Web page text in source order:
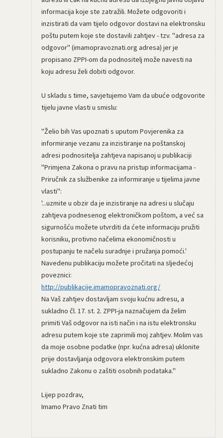
informacija koje ste zatražili. Možete odgovoriti i
inzistirati da vam tijelo odgovor dostavi na elektronsku
poštu putem koje ste dostavili zahtjev - tzv. "adresa za
odgovor" (imamopravoznati.org adresa) jer je
propisano ZPPI-om da podnositelj može navesti na
koju adresu želi dobiti odgovor.
U skladu s time, savjetujemo Vam da ubuće odgovorite
tijelu javne vlasti u smislu:
"Želio bih Vas upoznati s uputom Povjerenika za
informiranje vezanu za inzistiranje na poštanskoj
adresi podnositelja zahtjeva napisanoj u publikaciji
"Primjena Zakona o pravu na pristup informacijama -
Priručnik za službenike za informiranje u tijelima javne
vlasti":
'...uzmite u obzir da je inzistiranje na adresi u slučaju
zahtjeva podnesenog elektroničkom poštom, a već sa
sigurnošću možete utvrditi da ćete informaciju pružiti
korisniku, protivno načelima ekonomičnosti u
postupanju te načelu suradnje i pružanja pomoći.'
Navedenu publikaciju možete pročitati na sljedećoj
poveznici:
http://publikacije.imamopravoznati.org/
Na Vaš zahtjev dostavljam svoju kućnu adresu, a
sukladno čl. 17. st. 2. ZPPI-ja naznačujem da želim
primiti Vaš odgovor na isti način i na istu elektronsku
adresu putem koje ste zaprimili moj zahtjev. Molim vas
da moje osobne podatke (npr. kućna adresa) uklonite
prije dostavljanja odgovora elektronskim putem
sukladno Zakonu o zaštiti osobnih podataka."
Lijep pozdrav,
Imamo Pravo Znati tim